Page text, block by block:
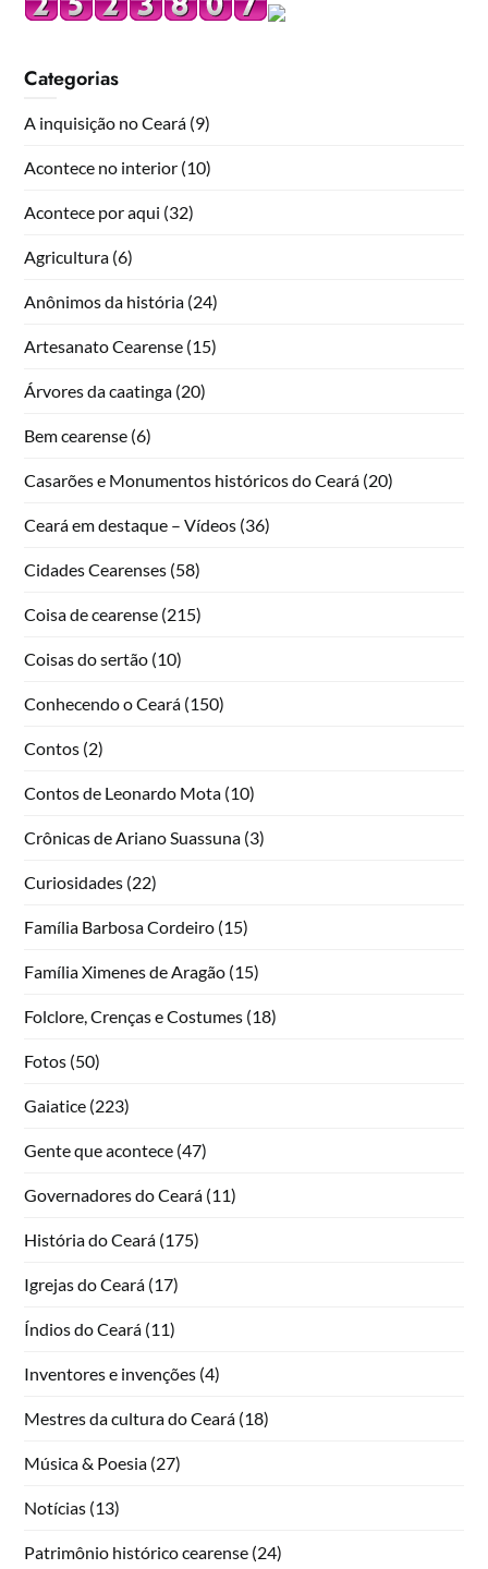
Categorias
A inquisição no Ceará (9)
Acontece no interior (10)
Acontece por aqui (32)
Agricultura (6)
Anônimos da história (24)
Artesanato Cearense (15)
Árvores da caatinga (20)
Bem cearense (6)
Casarões e Monumentos históricos do Ceará (20)
Ceará em destaque – Vídeos (36)
Cidades Cearenses (58)
Coisa de cearense (215)
Coisas do sertão (10)
Conhecendo o Ceará (150)
Contos (2)
Contos de Leonardo Mota (10)
Crônicas de Ariano Suassuna (3)
Curiosidades (22)
Família Barbosa Cordeiro (15)
Família Ximenes de Aragão (15)
Folclore, Crenças e Costumes (18)
Fotos (50)
Gaiatice (223)
Gente que acontece (47)
Governadores do Ceará (11)
História do Ceará (175)
Igrejas do Ceará (17)
Índios do Ceará (11)
Inventores e invenções (4)
Mestres da cultura do Ceará (18)
Música & Poesia (27)
Notícias (13)
Patrimônio histórico cearense (24)